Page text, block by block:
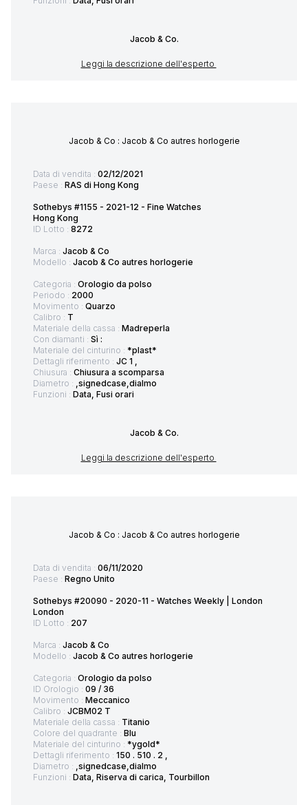
Jacob & Co.
Leggi la descrizione dell'esperto
Jacob & Co : Jacob & Co autres horlogerie
Data di vendita : 02/12/2021
Paese : RAS di Hong Kong
Sothebys #1155 - 2021-12 - Fine Watches
Hong Kong
ID Lotto : 8272
Marca : Jacob & Co
Modello : Jacob & Co autres horlogerie
Categoria : Orologio da polso
Periodo : 2000
Movimento : Quarzo
Calibro : T
Materiale della cassa : Madreperla
Con diamanti : Sì :
Materiale del cinturino : *plast*
Dettagli riferimento : JC 1 ,
Chiusura : Chiusura a scomparsa
Diametro : ,signedcase,dialmo
Funzioni : Data, Fusi orari
Jacob & Co.
Leggi la descrizione dell'esperto
Jacob & Co : Jacob & Co autres horlogerie
Data di vendita : 06/11/2020
Paese : Regno Unito
Sothebys #20090 - 2020-11 - Watches Weekly | London
London
ID Lotto : 207
Marca : Jacob & Co
Modello : Jacob & Co autres horlogerie
Categoria : Orologio da polso
ID Orologio : 09 / 36
Movimento : Meccanico
Calibro : JCBM02 T
Materiale della cassa : Titanio
Colore del quadrante : Blu
Materiale del cinturino : *ygold*
Dettagli riferimento : 150 . 510 . 2 ,
Diametro : ,signedcase,dialmo
Funzioni : Data, Riserva di carica, Tourbillon